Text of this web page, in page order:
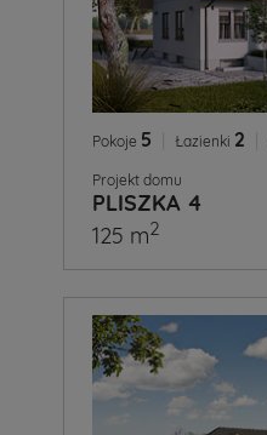
Pokoje 5 Łazienki 2
Projekt domu
PLISZKA 4
125 m2